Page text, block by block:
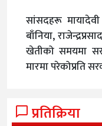
सांसदहरू मायादेवी
बाँनिया,
खेतीको समयमा
मारमा परेकोप्रति
प्रतिक्रिया